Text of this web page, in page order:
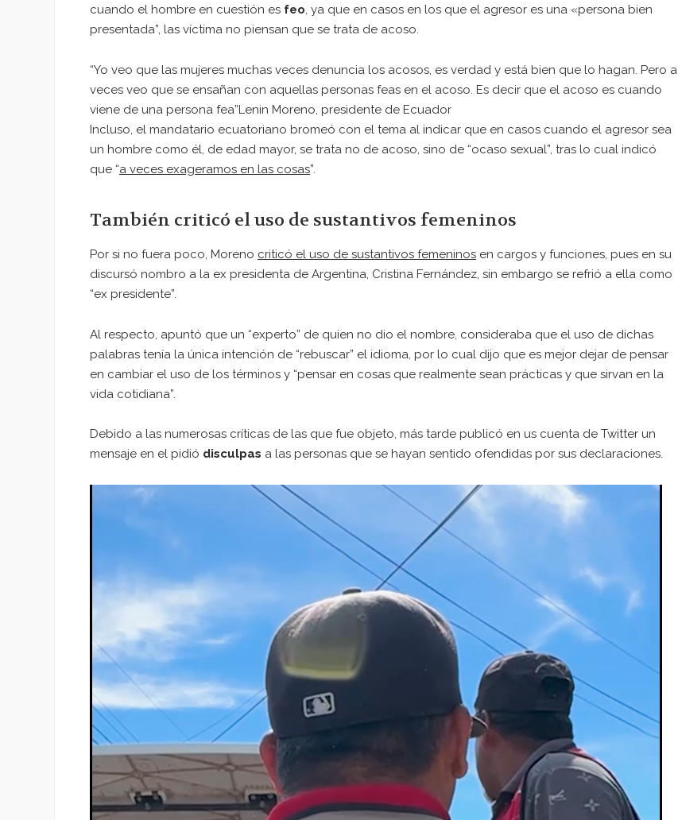
cuando el hombre en cuestión es feo, ya que en casos en los que el agresor es una «persona bien
presentada”, las víctima no piensan que se trata de acoso.
“Yo veo que las mujeres muchas veces denuncia los acosos, es verdad y está bien que lo hagan. Pero a
veces veo que se ensañan con aquellas personas feas en el acoso. Es decir que el acoso es cuando
viene de una persona fea”Lenin Moreno, presidente de Ecuador
Incluso, el mandatario ecuatoriano bromeó con el tema al indicar que en casos cuando el agresor sea
un hombre como él, de edad mayor, se trata no de acoso, sino de “ocaso sexual”, tras lo cual indicó
que “a veces exageramos en las cosas”.
También criticó el uso de sustantivos femeninos
Por si no fuera poco, Moreno criticó el uso de sustantivos femeninos en cargos y funciones, pues en su
discursó nombro a la ex presidenta de Argentina, Cristina Fernández, sin embargo se refrió a ella como
“ex presidente”.
Al respecto, apuntó que un “experto” de quien no dio el nombre, consideraba que el uso de dichas
palabras tenía la única intención de “rebuscar” el idioma, por lo cual dijo que es mejor dejar de pensar
en cambiar el uso de los términos y “pensar en cosas que realmente sean prácticas y que sirvan en la
vida cotidiana”.
Debido a las numerosas críticas de las que fue objeto, más tarde publicó en us cuenta de Twitter un
mensaje en el pidió disculpas a las personas que se hayan sentido ofendidas por sus declaraciones.
Reproductor